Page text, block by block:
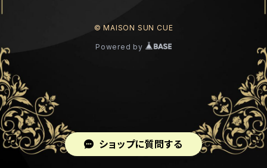
© MAISON SUN CUE
Powered by
ショップに質問する